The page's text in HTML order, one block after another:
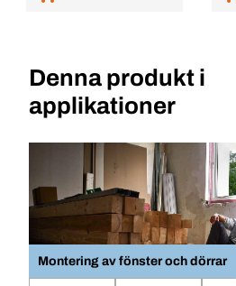
Denna produkt i
applikationer
Montering av fönster och dörrar